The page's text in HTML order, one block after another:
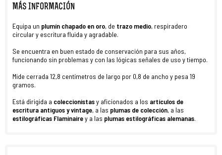
MÁS INFORMACIÓN
Equipa un plumín chapado en oro, de trazo medio, respiradero
circular y escritura fluida y agradable.
Se encuentra en buen estado de conservación para sus años,
funcionando sin problemas y con las lógicas señales de uso y tiempo.
Mide cerrada 12,8 centímetros de largo por 0,8 de ancho y pesa 19
gramos.
Está dirigida a coleccionistasy aficionados a los artículos de
escritura antiguos y vintage, a las plumas de colección, a las
estilográficas Flaminairey a las plumas estilográficas alemanas.